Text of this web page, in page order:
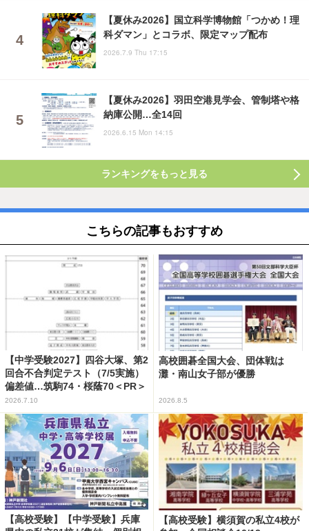
【夏休み2026】国立科学博物館「つかめ！理
科ダマン」とコラボ、限定マップ配布
2026.7.9 Thu 17:15
【夏休み2026】羽田空港見学会、管制塔や格
納庫公開…全14回
2026.6.15 Mon 14:15
ランキングをもっと見る
こちらの記事もおすすめ
【中学受験2027】四谷大塚、第2
回合不合判定テスト（7/5実施）
偏差値…筑駒74・桜蔭70＜PR＞
2026.7.10
高校囲碁全国大会、団体戦は
灘・南山女子部が優勝
2026.8.5
【高校受験】【中学受験】兵庫
【高校受験】横須賀の私立4校が